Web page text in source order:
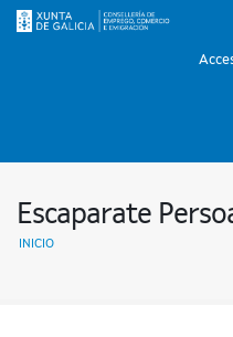
Escaparate
INICIO